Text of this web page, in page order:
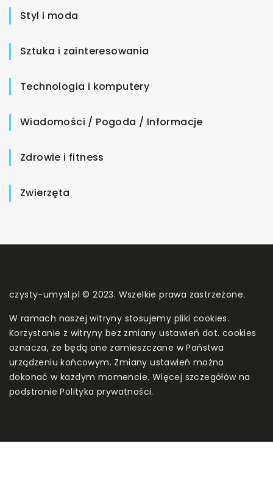
Styl i moda
Sztuka i zainteresowania
Technologia i komputery
Wiadomości / Pogoda / Informacje
Zdrowie i fitness
Zwierzęta
czysty-umysl.pl © 2023. Wszelkie prawa zastrzeżone.
W ramach naszej witryny stosujemy pliki cookies.
Korzystanie z witryny bez zmiany ustawień dot. cookies
oznacza, że będą one zamieszczane w Państwa
urządzeniu końcowym. Zmiany ustawień można
dokonać w każdym momencie. Więcej szczegółów na
podstroniePolityka prywatności.